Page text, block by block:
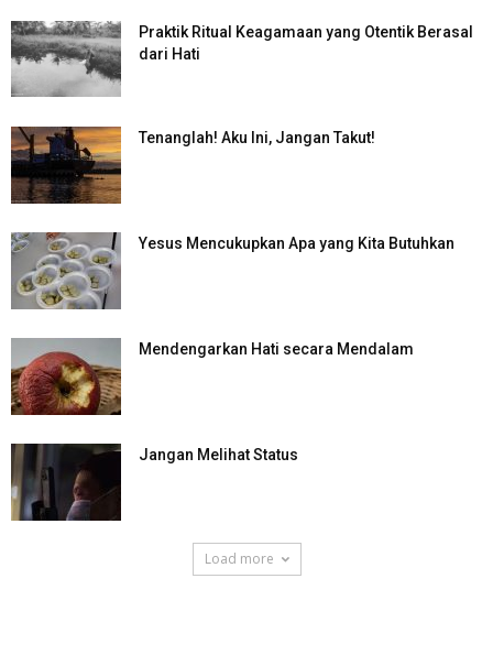
Praktik Ritual Keagamaan yang Otentik Berasal
dari Hati
Tenanglah! Aku Ini, Jangan Takut!
Yesus Mencukupkan Apa yang Kita Butuhkan
Mendengarkan Hati secara Mendalam
Jangan Melihat Status
Load more